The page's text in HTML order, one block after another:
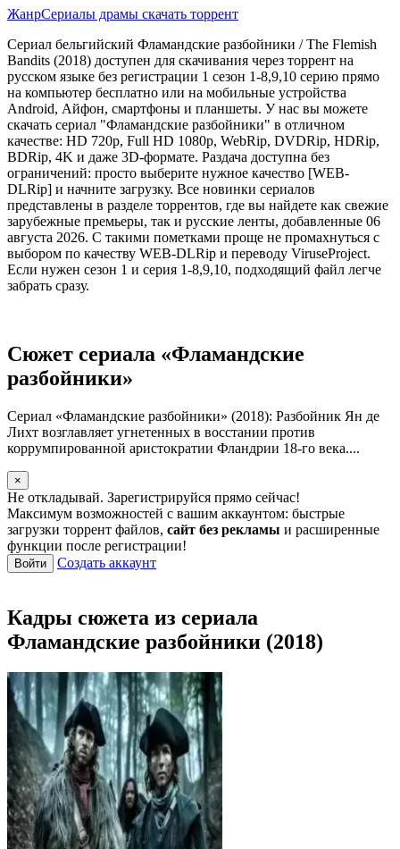
ЖанрСериалы драмы скачать торрент
Сериал бельгийский Фламандские разбойники / The Flemish
Bandits (2018) доступен для скачивания через торрент на
русском языке без регистрации 1 сезон 1-8,9,10 серию прямо
на компьютер бесплатно или на мобильные устройства
Android, Айфон, смартфоны и планшеты. У нас вы можете
скачать сериал "Фламандские разбойники" в отличном
качестве: HD 720p, Full HD 1080p, WebRip, DVDRip, HDRip,
BDRip, 4K и даже 3D-формате. Раздача доступна без
ограничений: просто выберите нужное качество [WEB-
DLRip] и начните загрузку. Все новинки сериалов
представлены в разделе торрентов, где вы найдете как свежие
зарубежные премьеры, так и русские ленты, добавленные 06
августа 2026. С такими пометками проще не промахнуться с
выбором по качеству WEB-DLRip и переводу ViruseProject.
Если нужен сезон 1 и серия 1-8,9,10, подходящий файл легче
забрать сразу.
Сюжет сериала «Фламандские
разбойники»
Сериал «Фламандские разбойники» (2018): Разбойник Ян де
Лихт возглавляет угнетенных в восстании против
коррумпированной аристократии Фландрии 18-го века....
×
Не откладывай. Зарегистрируйся прямо сейчас!
Максимум возможностей с вашим аккаунтом: быстрые
загрузки торрент файлов, сайт без рекламы и расширенные
функции после регистрации!
Войти Создать аккаунт
Кадры сюжета из сериала
Фламандские разбойники (2018)